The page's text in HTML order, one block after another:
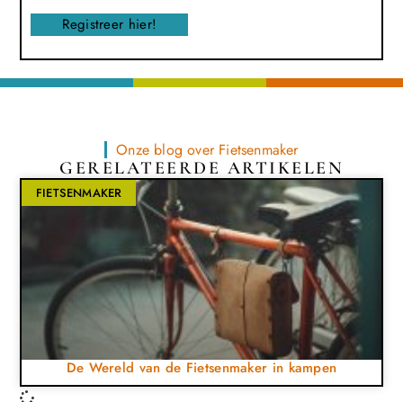
Registreer hier!
Onze blog over Fietsenmaker
GERELATEERDE ARTIKELEN
FIETSENMAKER
De Wereld van de Fietsenmaker in kampen